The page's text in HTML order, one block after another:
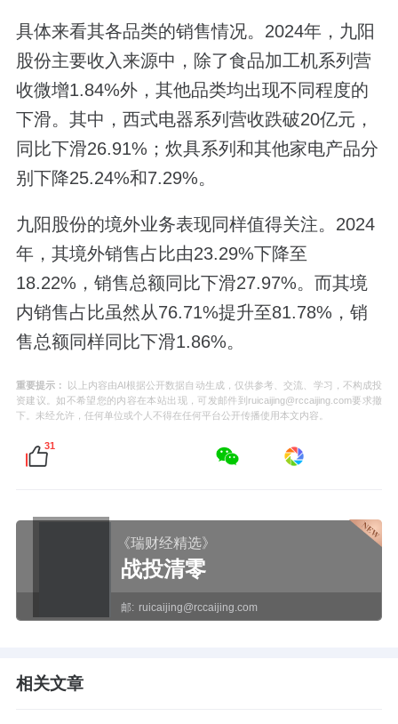
具体来看其各品类的销售情况。2024年，九阳
股份主要收入来源中，除了食品加工机系列营
收微增1.84%外，其他品类均出现不同程度的
下滑。其中，西式电器系列营收跌破20亿元，
同比下滑26.91%；炊具系列和其他家电产品分
别下降25.24%和7.29%。
九阳股份的境外业务表现同样值得关注。2024
年，其境外销售占比由23.29%下降至
18.22%，销售总额同比下滑27.97%。而其境
内销售占比虽然从76.71%提升至81.78%，销
售总额同样同比下滑1.86%。
重要提示：
以上内容由AI根据公开数据自动生成，仅供参考、交流、学习，不构成投
资建议。如不希望您的内容在本站出现，可发邮件到ruicaijing@rccaijing.com要求撤
下。未经允许，任何单位或个人不得在任何平台公开传播使用本文内容。
31
《瑞财经精选》
战投清零
邮: ruicaijing@rccaijing.com
相关文章